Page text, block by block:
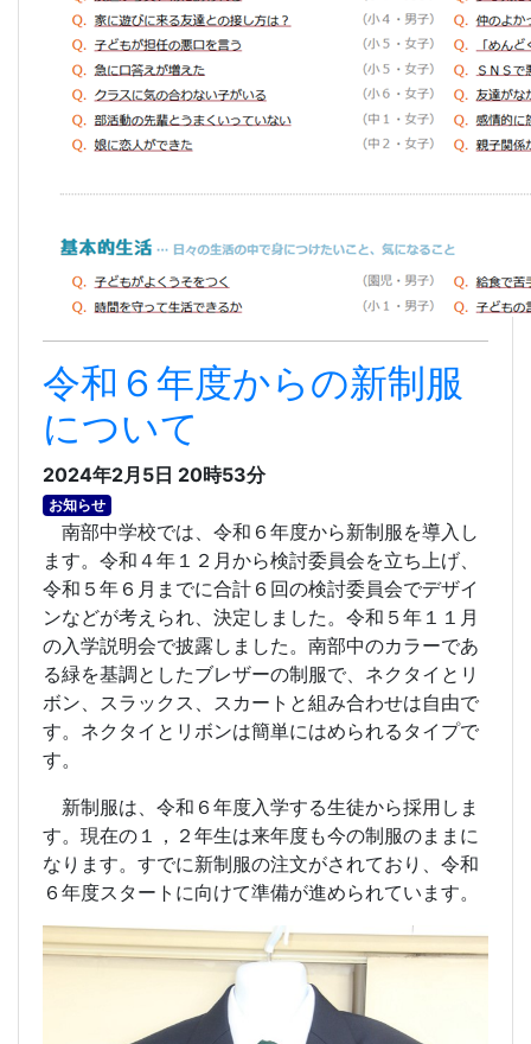
令和６年度からの新制服
について
2024年2月5日 20時53分
お知らせ
南部中学校では、令和６年度から新制服を導入し
ます。令和４年１２月から検討委員会を立ち上げ、
令和５年６月までに合計６回の検討委員会でデザイ
ンなどが考えられ、決定しました。令和５年１１月
の入学説明会で披露しました。南部中のカラーであ
る緑を基調としたブレザーの制服で、ネクタイとリ
ボン、スラックス、スカートと組み合わせは自由で
す。ネクタイとリボンは簡単にはめられるタイプで
す。
新制服は、令和６年度入学する生徒から採用しま
す。現在の１，２年生は来年度も今の制服のままに
なります。すでに新制服の注文がされており、令和
６年度スタートに向けて準備が進められています。